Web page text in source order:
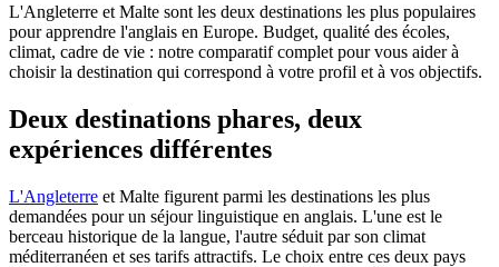
L'Angleterre et Malte sont les deux destinations les plus populaires
pour apprendre l'anglais en Europe. Budget, qualité des écoles,
climat, cadre de vie : notre comparatif complet pour vous aider à
choisir la destination qui correspond à votre profil et à vos objectifs.
Deux destinations phares, deux
expériences différentes
L'Angleterre et Malte figurent parmi les destinations les plus
demandées pour un séjour linguistique en anglais. L'une est le
berceau historique de la langue, l'autre séduit par son climat
méditerranéen et ses tarifs attractifs. Le choix entre ces deux pays